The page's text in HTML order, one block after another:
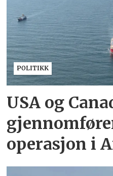
POLITIKK
USA og
operasjon i